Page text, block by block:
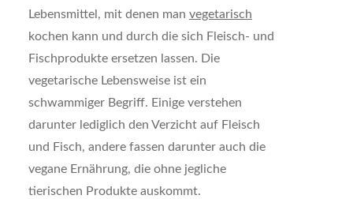
Lebensmittel, mit denen man vegetarisch
kochen kann und durch die sich Fleisch- und
Fischprodukte ersetzen lassen. Die
vegetarische Lebensweise ist ein
schwammiger Begriff. Einige verstehen
darunter lediglich den Verzicht auf Fleisch
und Fisch, andere fassen darunter auch die
vegane Ernährung, die ohne jegliche
tierischen Produkte auskommt.